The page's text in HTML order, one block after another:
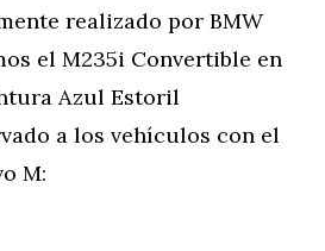
realizado por BMW
el M235i Convertible en
Azul Estoril
a los vehículos con el
M: